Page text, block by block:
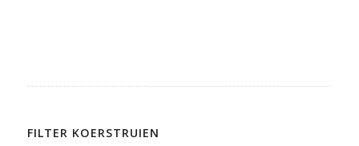
FILTER KOERSTRUIEN